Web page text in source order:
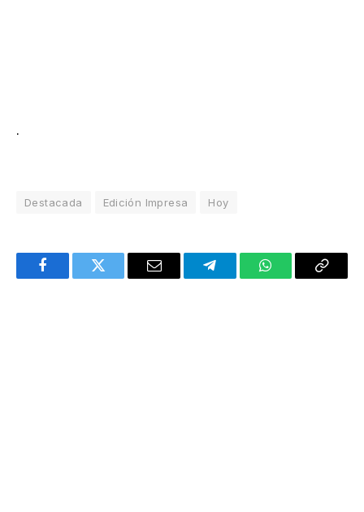
.
Destacada Edición Impresa Hoy
FacebookTwitter Email TelegramWhatsAppCopy